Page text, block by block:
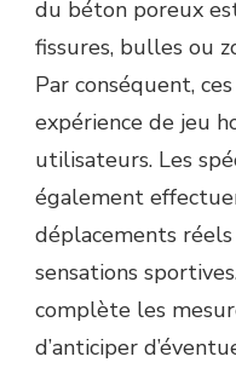
du béton poreux
fissures, bulles ou
Par conséquent,
expérience de jeu
utilisateurs. Les
également
déplacements
sensations
complète les
d’anticiper